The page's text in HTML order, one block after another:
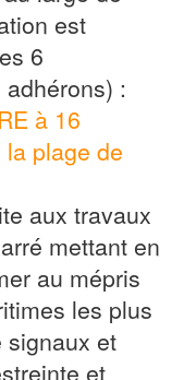
est
6
:
à 16
plage de
aux travaux
mettant en
au mépris
les plus
signaux et
et